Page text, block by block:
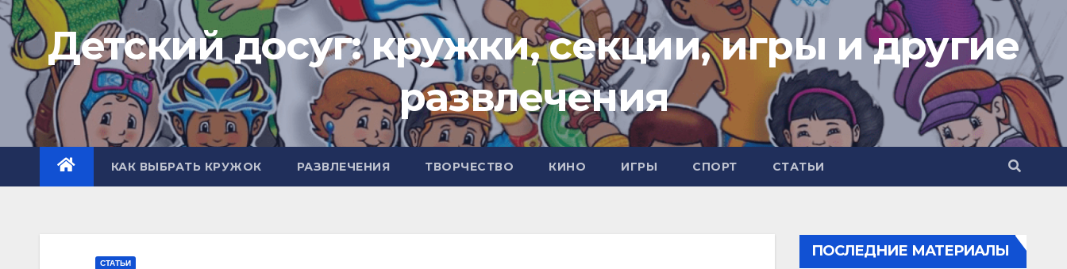
Перейти
содержимомуДетский досуг: кружки, секции, игры и другие
развлечения
КАК ВЫБРАТЬ КРУЖОК РАЗВЛЕЧЕНИЯ ТВОРЧЕСТВО КИНО ИГРЫ СПОРТ СТАТЬИ
СТАТЬИ
ПОСЛЕДНИЕ МАТЕРИАЛЫ